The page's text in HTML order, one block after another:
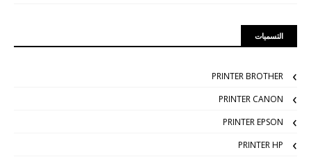
التسميات
PRINTER BROTHER
PRINTER CANON
PRINTER EPSON
PRINTER HP